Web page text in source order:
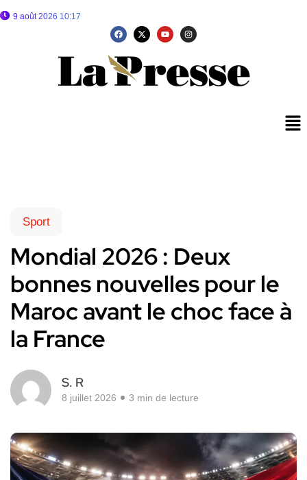
9 août 2026 10:17
Sport
Mondial 2026 : Deux
bonnes nouvelles pour le
Maroc avant le choc face à
la France
S. R
8 juillet 2026 3 min de lecture